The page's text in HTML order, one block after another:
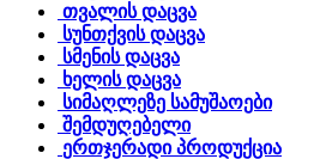
თვალის დაცვა
სუნთქვის დაცვა
სმენის დაცვა
ხელის დაცვა
სიმაღლეზე სამუშაოები
შემდუღებელი
ერთჯერადი პროდუქცია